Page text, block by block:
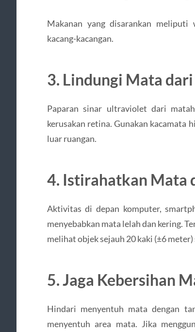
Makanan yang disarankan
kacang-kacangan.
3. Lindungi Mata
Paparan sinar ultraviolet dari
kerusakan retina. Gunakan kacamata
luar ruangan.
4. Istirahatkan Mata
Aktivitas di depan komputer,
menyebabkan mata lelah dan kering.
melihat objek sejauh 20 kaki (±6
5. Jaga Kebersihan
Hindari menyentuh mata dengan
menyentuh area mata. Jika